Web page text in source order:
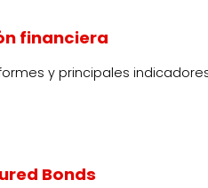
financiera
y principales
Bonds